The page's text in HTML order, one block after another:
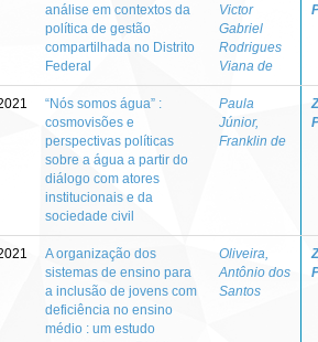
análise em contextos da
política de gestão
compartilhada no Distrito
Federal
Victor
Gabriel
Rodrigues
Viana de
“Nós somos água” :
cosmovisões e
perspectivas políticas
sobre a água a partir do
diálogo com atores
institucionais e da
sociedade civil
Paula
Júnior,
Franklin de
A organização dos
sistemas de ensino para
a inclusão de jovens com
deficiência no ensino
médio : um estudo
Oliveira,
Antônio dos
Santos